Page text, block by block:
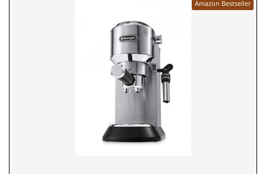
Amazon Bestseller